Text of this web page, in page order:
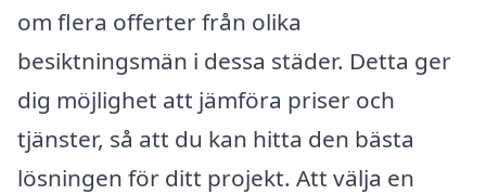
om flera offerter från olika
besiktningsmän i dessa städer. Detta ger
dig möjlighet att jämföra priser och
tjänster, så att du kan hitta den bästa
lösningen för ditt projekt. Att välja en